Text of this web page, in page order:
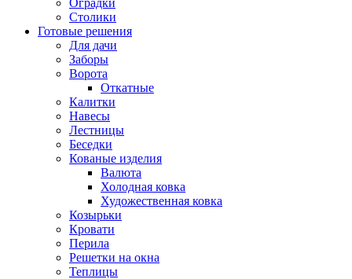
Столики
Готовые решения
Для дачи
Заборы
Ворота
Откатные
Калитки
Навесы
Лестницы
Беседки
Кованые изделия
Валюта
Холодная ковка
Художественная ковка
Козырьки
Кровати
Перила
Решетки на окна
Теплицы